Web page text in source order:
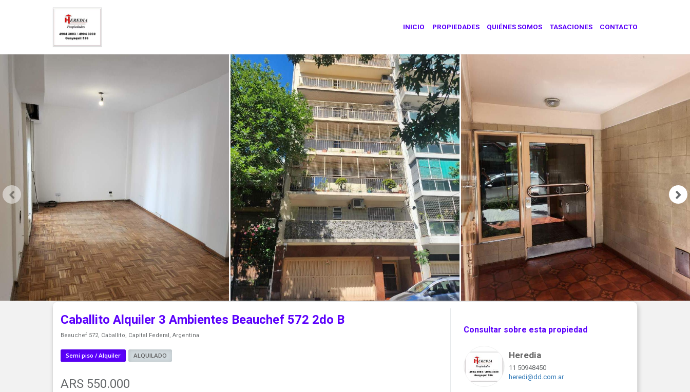
INICIO PROPIEDADES QUIÉNES SOMOS TASACIONES CONTACTO
Caballito Alquiler 3 Ambientes Beauchef 572 2do B
Beauchef 572, Caballito, Capital Federal, Argentina
Semi piso / Alquiler ALQUILADO
ARS 550.000
Consultar sobre esta propiedad
Heredia
11 50948450
heredi@dd.com.ar